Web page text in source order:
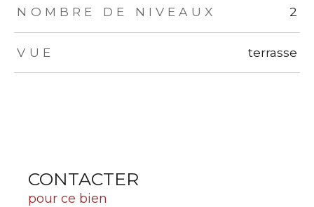
NOMBRE DE NIVEAUX 2
VUE terrasse
CONTACTER
pour ce bien